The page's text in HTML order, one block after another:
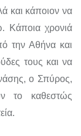
και κάποιον να
Κάποια χρονιά
την Αθήνα και
τους και να
ο Σπύρος,
το καθεστώς